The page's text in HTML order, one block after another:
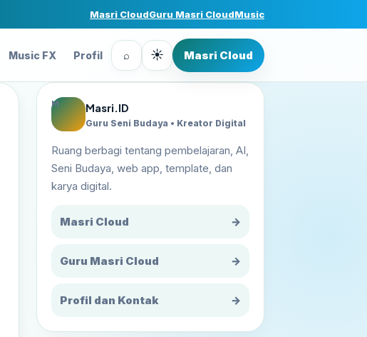
Masri CloudGuru Masri CloudMusic
Music FX Profil ⌕ ☀ Masri Cloud
M Masri.ID
Guru Seni Budaya • Kreator Digital
Ruang berbagi tentang pembelajaran, AI,
Seni Budaya, web app, template, dan
karya digital.
Masri Cloud →
Guru Masri Cloud →
Profil dan Kontak →